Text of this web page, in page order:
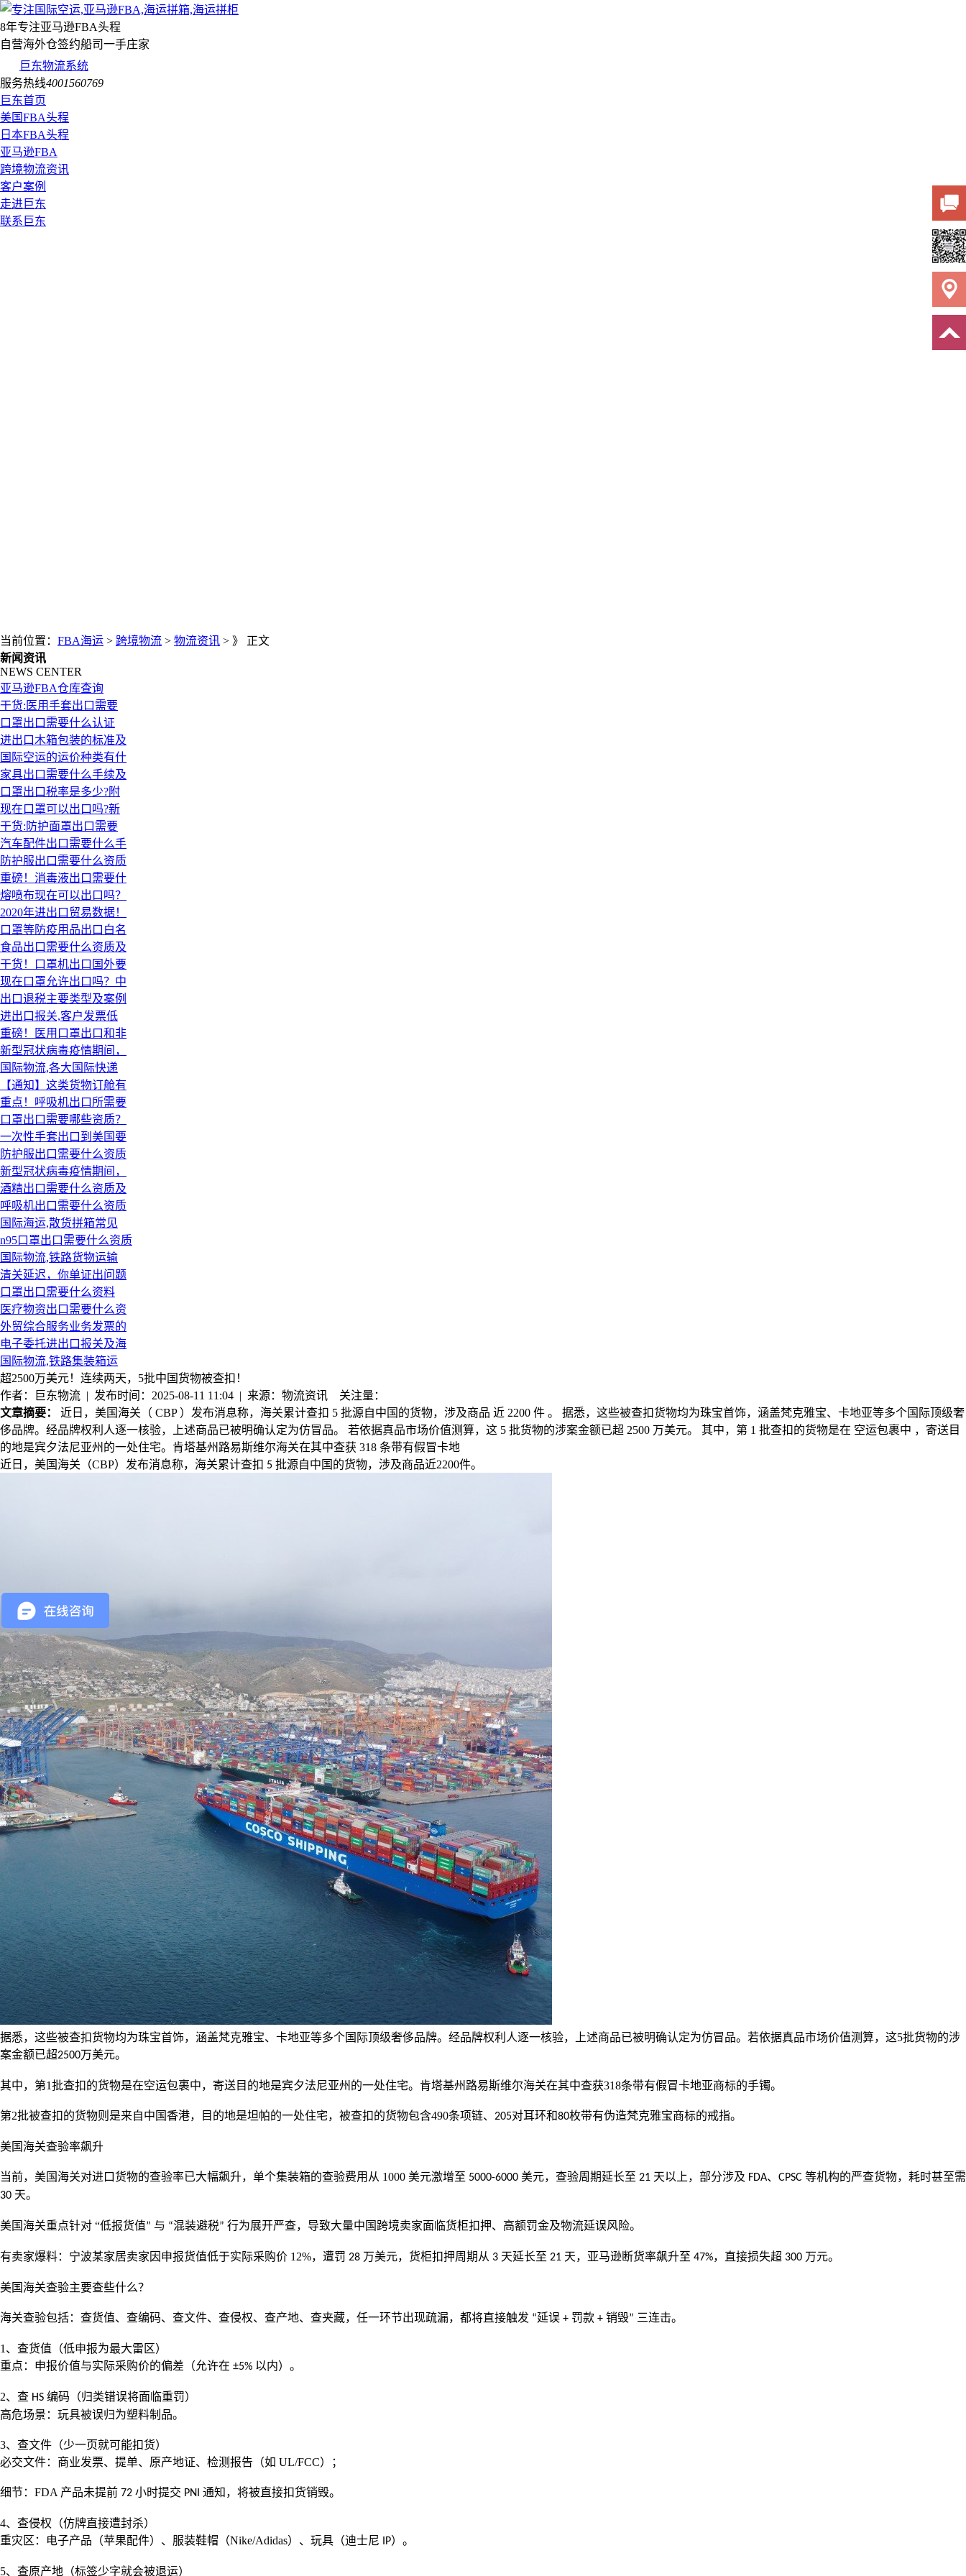
8年专注亚马逊FBA头程
自营海外仓签约船司一手庄家
巨东物流系统
服务热线4001560769
巨东首页
美国FBA头程
日本FBA头程
亚马逊FBA
跨境物流资讯
客户案例
走进巨东
联系巨东
当前位置： FBA海运 > 跨境物流 > 物流资讯 > 》 正文
新闻资讯
NEWS CENTER
亚马逊FBA仓库查询
干货:医用手套出口需要
口罩出口需要什么认证
进出口木箱包装的标准及
国际空运的运价种类有什
家具出口需要什么手续及
口罩出口税率是多少?附
现在口罩可以出口吗?新
干货:防护面罩出口需要
汽车配件出口需要什么手
防护服出口需要什么资质
重磅！消毒液出口需要什
熔喷布现在可以出口吗？
2020年进出口贸易数据！
口罩等防疫用品出口白名
食品出口需要什么资质及
干货！口罩机出口国外要
现在口罩允许出口吗？中
出口退税主要类型及案例
进出口报关,客户发票低
重磅！医用口罩出口和非
新型冠状病毒疫情期间，
国际物流,各大国际快递
【通知】这类货物订舱有
重点！呼吸机出口所需要
口罩出口需要哪些资质？
一次性手套出口到美国要
防护服出口需要什么资质
新型冠状病毒疫情期间，
酒精出口需要什么资质及
呼吸机出口需要什么资质
国际海运,散货拼箱常见
n95口罩出口需要什么资质
国际物流,铁路货物运输
清关延迟，你单证出问题
口罩出口需要什么资料
医疗物资出口需要什么资
外贸综合服务业务发票的
电子委托进出口报关及海
国际物流,铁路集装箱运
超2500万美元！连续两天，5批中国货物被查扣！
作者：巨东物流 | 发布时间：2025-08-11 11:04 | 来源：物流资讯 关注量：
文章摘要：
近日，美国海关（ CBP ）发布消息称，海关累计查扣 5 批源自中国的货物，涉及商品 近 2200 件 。 据悉，这些被查扣货物均为珠宝首饰，涵盖梵克雅宝、卡地亚等多个国际顶级奢
侈品牌。经品牌权利人逐一核验，上述商品已被明确认定为仿冒品。 若依据真品市场价值测算，这 5 批货物的涉案金额已超 2500 万美元。 其中，第 1 批查扣的货物是在 空运包裹中 ，寄送目
的地是宾夕法尼亚州的一处住宅。肯塔基州路易斯维尔海关在其中查获 318 条带有假冒卡地
近日，美国海关（CBP）发布消息称，海关累计查扣 5 批源自中国的货物，涉及商品近2200件。
据悉，这些被查扣货物均为珠宝首饰，涵盖梵克雅宝、卡地亚等多个国际顶级奢侈品牌。经品牌权利人逐一核验，上述商品已被明确认定为仿冒品。 若依据真品市场价值测算，这5批货物的涉
案金额已超2500万美元。
其中，第1批查扣的货物是在空运包裹中，寄送目的地是宾夕法尼亚州的一处住宅。肯塔基州路易斯维尔海关在其中查获318条带有假冒卡地亚商标的手镯。
第2批被查扣的货物则是来自中国香港，目的地是坦帕的一处住宅，被查扣的货物包含490条项链、 205对耳环和80枚带有伪造梵克雅宝商标的戒指。
美国海关查验率飙升
当前，美国海关对进口货物的查验率已大幅飙升，单个集装箱的查验费用从 1000 美元激增至 5000-6000 美元，查验周期延长至 21 天以上，部分涉及 FDA、 CPSC 等机构的严查货物，耗时甚至需
30 天。
美国海关重点针对 “低报货值” 与 “混装避税” 行为展开严查，导致大量中国跨境卖家面临货柜扣押、高额罚金及物流延误风险。
有卖家爆料：宁波某家居卖家因申报货值低于实际采购价 12%，遭罚 28 万美元，货柜扣押周期从 3 天延长至 21 天，亚马逊断货率飙升至 47%，直接损失超 300 万元。
美国海关查验主要查些什么？
海关查验包括： 查货值、查编码、查文件、查侵权、查产地、查夹藏，任一环节出现疏漏，都将直接触发 “延误 + 罚款 + 销毁” 三连击。
1 、查货值（低申报为最大雷区）
重点：申报价值与实际采购价的偏差（允许在 ±5% 以内）。
2、查 HS 编码（归类错误将面临重罚）
高危场景：玩具被误归为塑料制品。
3、查文件（少一页就可能扣货）
必交文件：商业发票、提单、原产地证、检测报告（如 UL/FCC）；
细节： FDA 产品未提前 72 小时提交 PNI 通知，将被直接扣货销毁。
4、查侵权（仿牌直接遭封杀）
重灾区：电子产品（苹果配件）、服装鞋帽（Nike/Adidas）、玩具（迪士尼 IP）。
5、查原产地（标签少字就会被退运）